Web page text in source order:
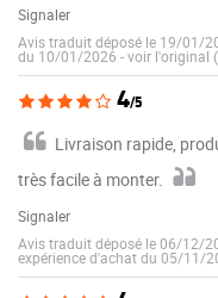
Signaler
Avis traduit déposé le 19/01/
du 10/01/2026 -voir l'original
4/5
Livraison rapide,
très facile à monter.
Signaler
Avis traduit déposé le 06/12/
expérience d'achat du 05/11/